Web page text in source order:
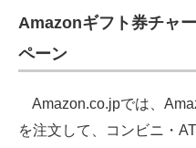
Amazonギフト券チャ
ペーン
Amazon.co.jpでは、
を注文して、コンビニ・